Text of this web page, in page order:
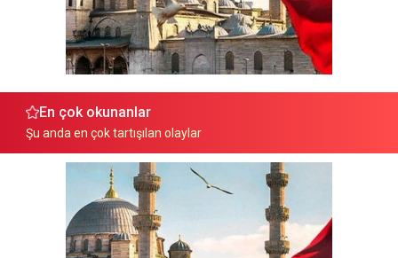
En çok okunanlar
Şu anda en çok tartışılan olaylar